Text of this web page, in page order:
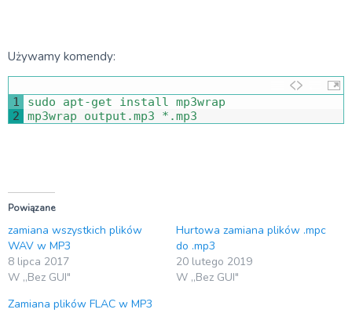
Używamy komendy:
1
2
sudo apt-get install mp3wrap
mp3wrap output .mp3 * .mp3
Powiązane
zamiana wszystkich plików
WAV w MP3
8 lipca 2017
W „Bez GUI"
Hurtowa zamiana plików .mpc
do .mp3
20 lutego 2019
W „Bez GUI"
Zamiana plików FLAC w MP3